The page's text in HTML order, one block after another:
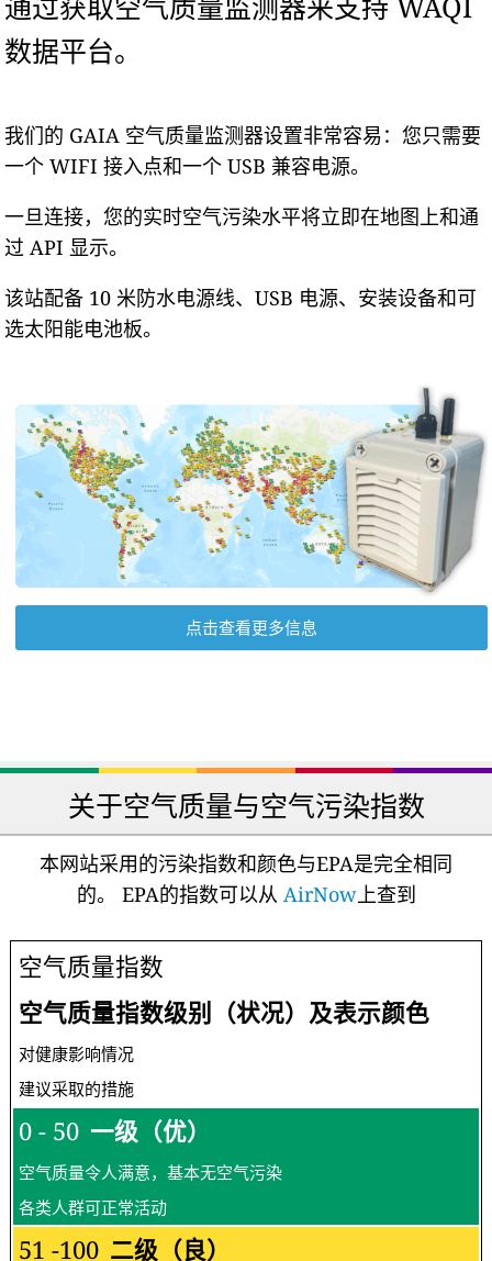
数据平台。
我们的 GAIA 空气质量监测器设置非常容易：您只需要
一个 WIFI 接入点和一个 USB 兼容电源。
一旦连接，您的实时空气污染水平将立即在地图上和通
过 API 显示。
该站配备 10 米防水电源线、USB 电源、安装设备和可
选太阳能电池板。
点击查看更多信息
关于空气质量与空气污染指数
本网站采用的污染指数和颜色与EPA是完全相同
的。 EPA的指数可以从 AirNow上查到
空气质量指数
空气质量指数级别（状况）及表示颜色
对健康影响情况
建议采取的措施
0 - 50 一级（优）
空气质量令人满意，基本无空气污染
各类人群可正常活动
51 -100 二级（良）